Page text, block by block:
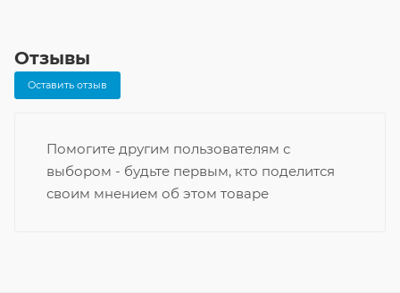
Отзывы
Оставить отзыв
Помогите другим пользователям с
выбором - будьте первым, кто поделится
своим мнением об этом товаре